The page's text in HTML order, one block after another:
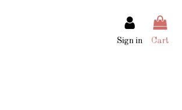
Sign in Cart